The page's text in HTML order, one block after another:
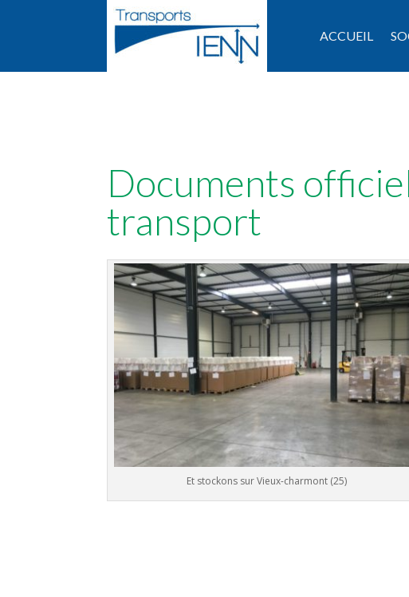
ACCUEIL
Documents
transport
Et stockons sur Vieux-charmont (25)